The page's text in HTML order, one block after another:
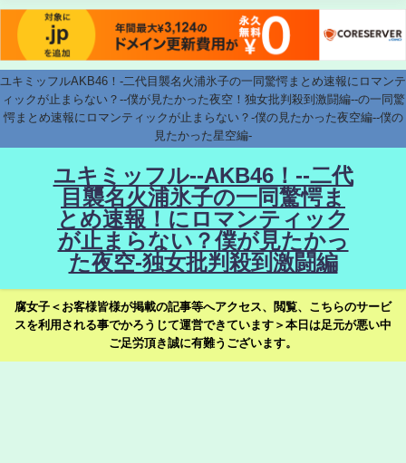
ユキミッフルAKB46！-二代目襲名火浦氷子の一同驚愕まとめ速報にロマンテ
ィックが止まらない？--僕が見たかった夜空！独女批判殺到激闘編--の一同驚
愕まとめ速報にロマンティックが止まらない？-僕の見たかった夜空編--僕の
見たかった星空編-
ユキミッフル--AKB46！--二代
目襲名火浦氷子の一同驚愕ま
とめ速報！にロマンティック
が止まらない？僕が見たかっ
た夜空-独女批判殺到激闘編
腐女子＜お客様皆様が掲載の記事等へアクセス、閲覧、こちらのサービ
スを利用される事でかろうじて運営できています＞本日は足元が悪い中
ご足労頂き誠に有難うございます。